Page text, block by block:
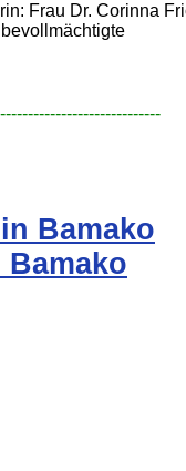
Frau Dr. Corinna
Bamako